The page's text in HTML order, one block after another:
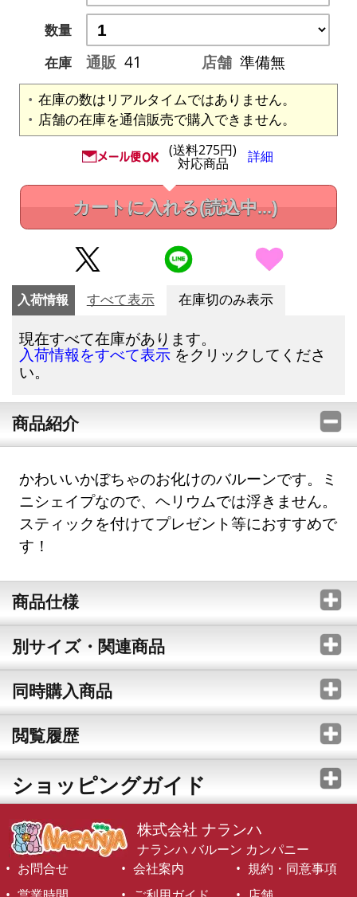
数量
在庫
通販 41 店舗 準備無
在庫の数はリアルタイムではありません。
店舗の在庫を通信販売で購入できません。
(送料275円)
対応商品 詳細
カートに入れる(読込中...)
入荷情報 すべて表示 在庫切のみ表示
現在すべて在庫があります。
入荷情報をすべて表示 をクリックしてくださ
い。
商品紹介
かわいいかぼちゃのお化けのバルーンです。ミ
ニシェイプなので、ヘリウムでは浮きません。
スティックを付けてプレゼント等におすすめで
す！
商品仕様
別サイズ・関連商品
同時購入商品
閲覧履歴
ショッピングガイド
株式会社 ナランハ
ナランハ バルーン カンパニー
お問合せ
会社案内
規約・同意事項